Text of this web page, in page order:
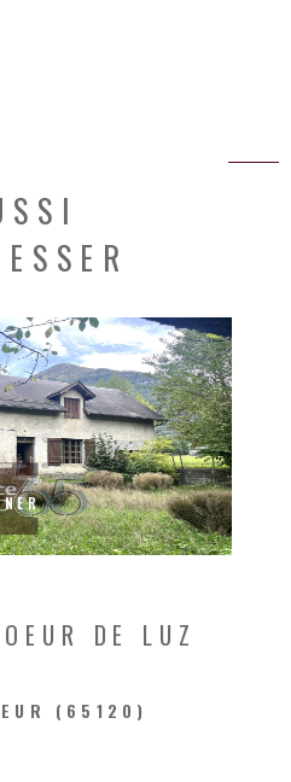
DE LUZ
(65120)
LE BIEN